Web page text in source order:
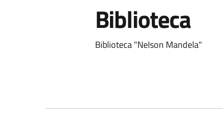
Biblioteca
Biblioteca "Nelson Mandela"